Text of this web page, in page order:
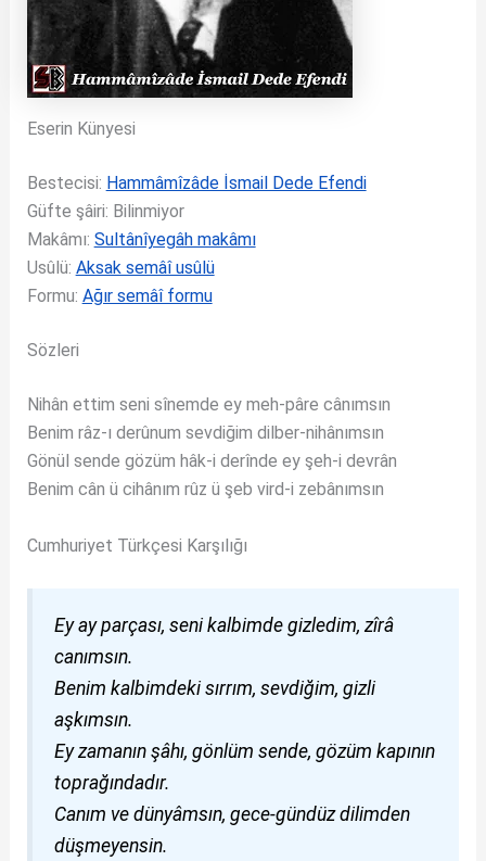
Eserin Künyesi
Bestecisi: Hammâmîzâde İsmail Dede Efendi
Güfte şâiri: Bilinmiyor
Makâmı: Sultânîyegâh makâmı
Usûlü: Aksak semâî usûlü
Formu: Ağır semâî formu
Sözleri
Nihân ettim seni sînemde ey meh-pâre cânımsın
Benim râz-ı derûnum sevdiğim dilber-nihânımsın
Gönül sende gözüm hâk-i derînde ey şeh-i devrân
Benim cân ü cihânım rûz ü şeb vird-i zebânımsın
Cumhuriyet Türkçesi Karşılığı
Ey ay parçası, seni kalbimde gizledim, zîrâ
canımsın.
Benim kalbimdeki sırrım, sevdiğim, gizli
aşkımsın.
Ey zamanın şâhı, gönlüm sende, gözüm kapının
toprağındadır.
Canım ve dünyâmsın, gece-gündüz dilimden
düşmeyensin.